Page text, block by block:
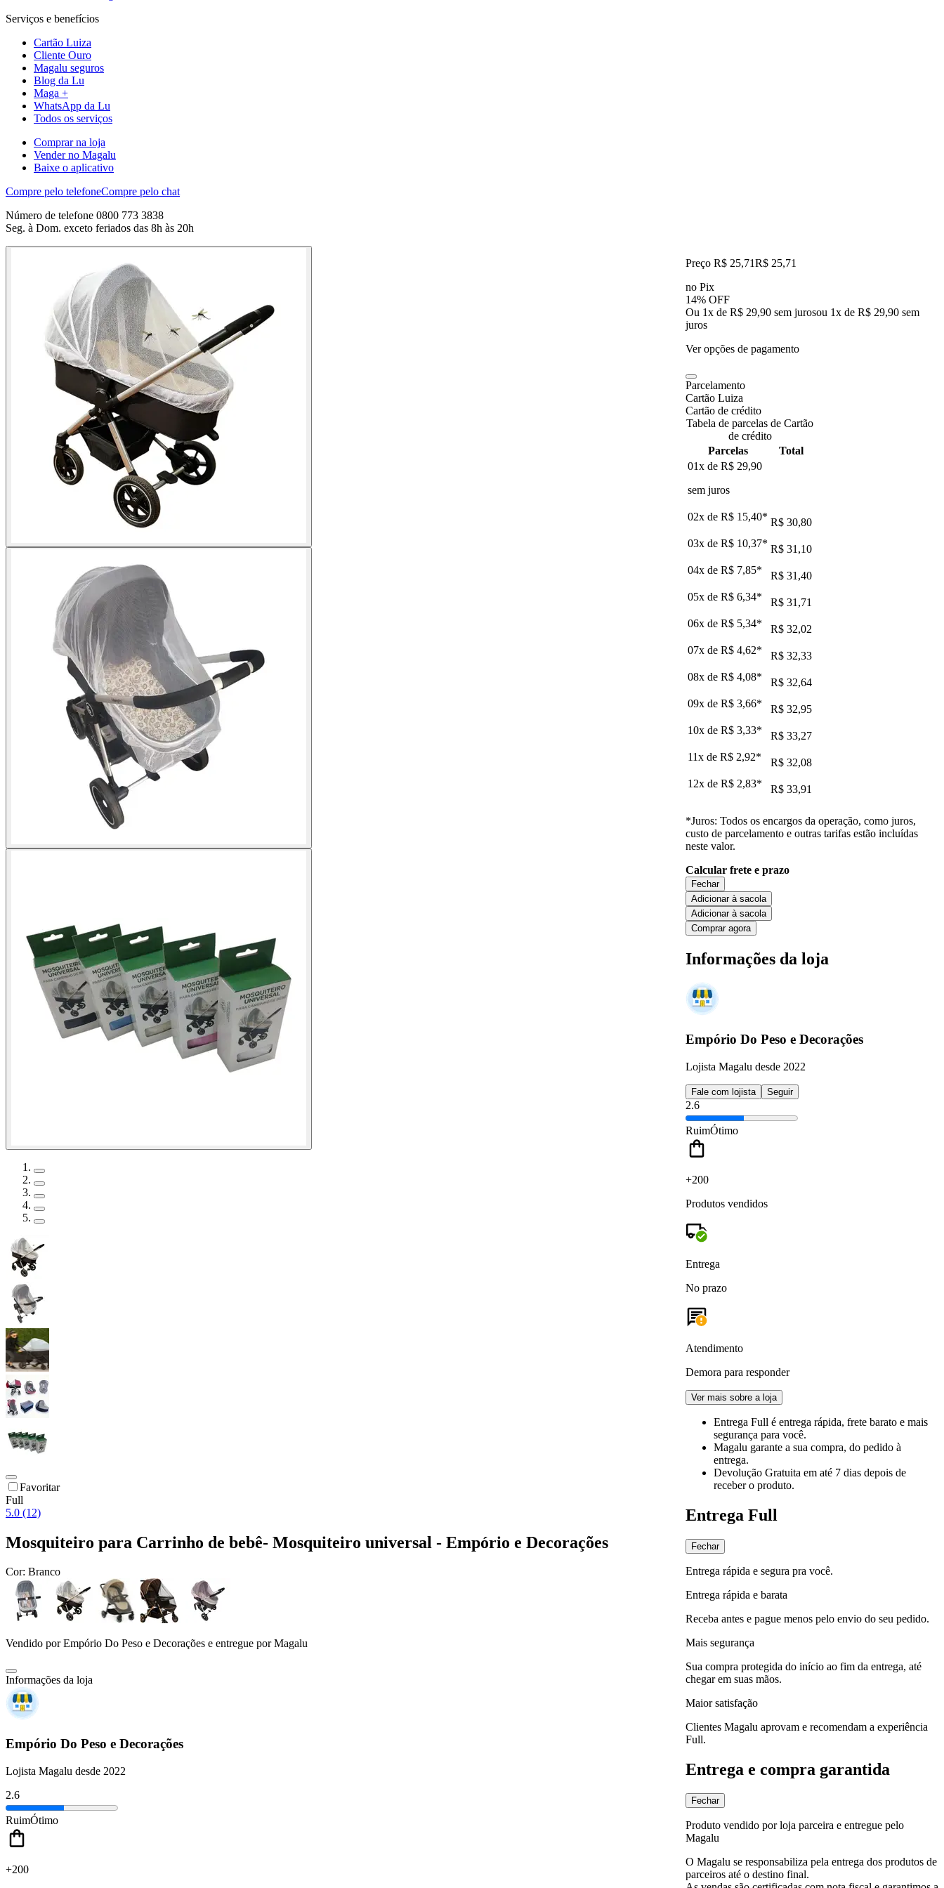
Serviços e benefícios
Cartão Luiza
Cliente Ouro
Magalu seguros
Blog da Lu
Maga +
WhatsApp da Lu
Todos os serviços
Comprar na loja
Vender no Magalu
Baixe o aplicativo
Compre pelo telefoneCompre pelo chat
Número de telefone 0800 773 3838
Seg. à Dom. exceto feriados das 8h às 20h
Favoritar
Full
5.0 (12)
Mosquiteiro para Carrinho de bebê- Mosquiteiro universal - Empório e Decorações
Cor: Branco
Vendido porEmpório Do Peso e Decorações e entregue por Magalu
Informações da loja
Empório Do Peso e Decorações
Lojista Magalu desde 2022
2.6
RuimÓtimo
+200
Preço R$ 25,71R$ 25,71
no Pix
14% OFF
Ou 1x de R$ 29,90 sem jurosou 1x de R$ 29,90 sem
juros
Ver opções de pagamento
Parcelamento
Cartão Luiza
Cartão de crédito
Tabela de parcelas de Cartão
de crédito
Parcelas
Total
01x de R$ 29,90
sem juros
02x de R$ 15,40* R$ 30,80
03x de R$ 10,37* R$ 31,10
04x de R$ 7,85*
R$ 31,40
05x de R$ 6,34*
R$ 31,71
06x de R$ 5,34*
R$ 32,02
07x de R$ 4,62*
R$ 32,33
08x de R$ 4,08*
R$ 32,64
09x de R$ 3,66*
R$ 32,95
10x de R$ 3,33*
R$ 33,27
11x de R$ 2,92*
R$ 32,08
12x de R$ 2,83* R$ 33,91
*Juros: Todos os encargos da operação, como juros,
custo de parcelamento e outras tarifas estão incluídas
neste valor.
Calcular frete e prazo
Fechar
Adicionar à sacola
Adicionar à sacola
Comprar agora
Informações da loja
Empório Do Peso e Decorações
Lojista Magalu desde 2022
Fale com lojista Seguir
2.6
RuimÓtimo
+200
Produtos vendidos
Entrega
No prazo
Atendimento
Demora para responder
Ver mais sobre a loja
Entrega Full é entrega rápida, frete barato e mais
segurança para você.
Magalu garante a sua compra, do pedido à
entrega.
Devolução Gratuita em até 7 dias depois de
receber o produto.
Entrega Full
Fechar
Entrega rápida e segura pra você.
Entrega rápida e barata
Receba antes e pague menos pelo envio do seu pedido.
Mais segurança
Sua compra protegida do início ao fim da entrega, até
chegar em suas mãos.
Maior satisfação
Clientes Magalu aprovam e recomendam a experiência
Full.
Entrega e compra garantida
Fechar
Produto vendido por loja parceira e entregue pelo
Magalu
O Magalu se responsabiliza pela entrega dos produtos de
parceiros até o destino final.